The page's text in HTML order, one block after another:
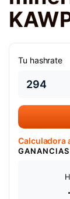
Tu hashrate
Calculadora